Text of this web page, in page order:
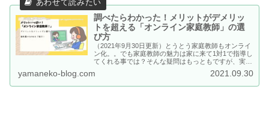
調べたらわかった！メリットがデメリッ
トを超える「オンライン家庭教師」の選
び方
（2021年9月30日更新）とうとう家庭教師もオンライ
ン化。。でも家庭教師の魅力は家に来て1対1で指導し
てくれる事では？そんな疑問はもっともですが、実は
家庭教師をオンライン化するとすごくいい事が沢山あ
るのです！オンライン家庭教師のメリット・デメリッ
ト。おすすめの家庭教師派遣会社を6つご紹介しま
yamaneko-blog.com 2021.09.30